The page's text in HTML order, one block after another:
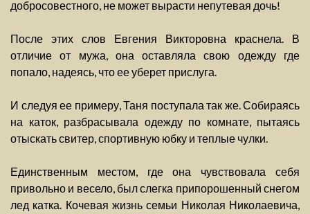
добросовестного, не может вырасти непутевая дочь!
После этих слов Евгения Викторовна краснела. В
отличие от мужа, она оставляла свою одежду где
попало, надеясь, что ее уберет прислуга.
И следуя ее примеру, Таня поступала так же. Собираясь
на каток, разбрасывала одежду по комнате, пытаясь
отыскать свитер, спортивную юбку и теплые чулки.
Единственным местом, где она чувствовала себя
привольно и весело, был слегка припорошенный снегом
лед катка. Кочевая жизнь семьи Николая Николаевича,